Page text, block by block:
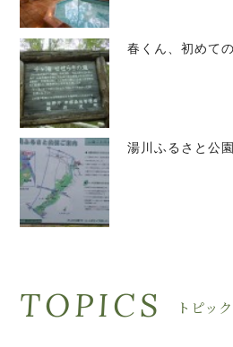
春くん、初めて
湯川ふるさと公園
TOPICS トピッ